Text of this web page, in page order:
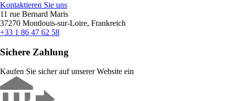
Kontaktieren Sie uns
11 rue Bernard Maris
37270 Montlouis-sur-Loire, Frankreich
+33 1 86 47 62 58
Sichere Zahlung
Kaufen Sie sicher auf unserer Website ein